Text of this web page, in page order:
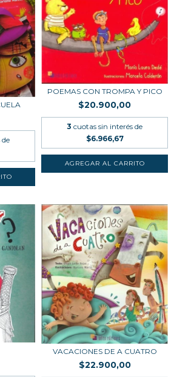
POEMAS CON TROMPA Y PICO
$20.900,00
3 cuotas sin interés de
$6.966,67
VACACIONES DE A CUATRO
$22.900,00